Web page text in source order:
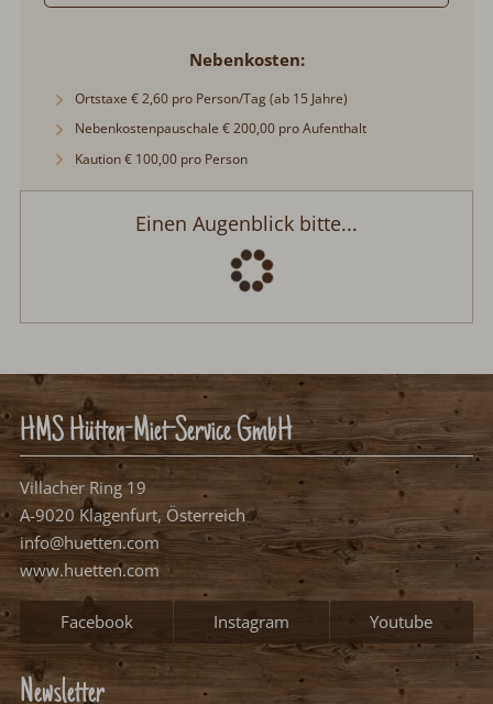
Nebenkosten
Ortstaxe € 2,60 pro Person/Tag (ab 15 Jahre)
Nebenkostenpauschale € 200,00 pro Aufenthalt
Kaution € 100,00 pro Person
Einen Augenblick bitte...
HMS Hütten-Miet-Service GmbH
Villacher Ring 19
A-9020 Klagenfurt, Österreich
info@huetten.com
www.huetten.com
Facebook Instagram Youtube
Newsletter